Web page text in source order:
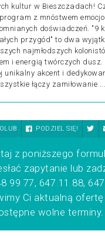
kultur w Bieszczadach!
z mnóstwem
doświadczeń. "9
przygód" to dwa
najmłodszych
i energią twórczych dusz.
unikalny akcent i
łączy zamiłowanie ...
PODZIEL SIĘ!
z poniższego
zapytanie lub
99 77, 647 11 88,
Ci aktualną
wolne terminy.